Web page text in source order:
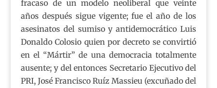
fracaso de un modelo neoliberal que veinte
años después sigue vigente; fue el año de los
asesinatos del sumiso y antidemocrático Luis
Donaldo Colosio quien por decreto se convirtió
en el “Mártir” de una democracia totalmente
ausente; y del entonces Secretario Ejecutivo del
PRI, José Francisco Ruíz Massieu (excuñado del